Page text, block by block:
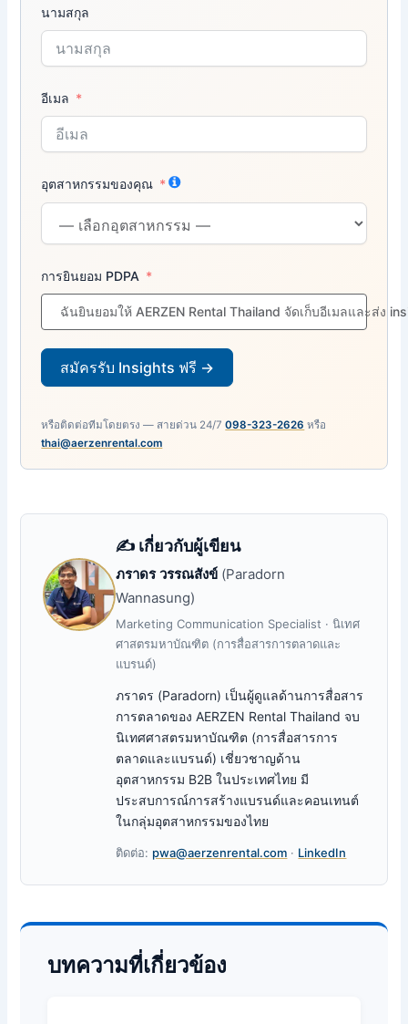
นามสกุล
อีเมล
อุตสาหกรรมของคุณ
การยินยอม PDPA
ฉันยินยอมให้ AERZEN Rental Thailand จัดเก็บอีเมลและส่ง
สมัครรับ Insights ฟรี →
หรือติดต่อทีมโดยตรง — สายด่วน 24/7098-323-2626 หรือ
thai@aerzenrental.com
✍️ เกี่ยวกับผู้เขียน
ภราดร วรรณสังข์ (Paradorn
Wannasung)
Marketing Communication Specialist · นิเทศ
ศาสตรมหาบัณฑิต (การสื่อสารการตลาดและ
แบรนด์)
ภราดร (Paradorn) เป็นผู้ดูแลด้านการสื่อสาร
การตลาดของ AERZEN Rental Thailand จบ
นิเทศศาสตรมหาบัณฑิต (การสื่อสารการ
ตลาดและแบรนด์) เชี่ยวชาญด้าน
อุตสาหกรรม B2B ในประเทศไทย มี
ประสบการณ์การสร้างแบรนด์และคอนเทนต์
ในกลุ่มอุตสาหกรรมของไทย
ติดต่อ: pwa@aerzenrental.com · LinkedIn
บทความที่เกี่ยวข้อง